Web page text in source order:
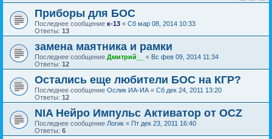
Приборы для БОС
Последнее сообщение к-13 « Сб мар 08, 2014 10:33
Ответы: 13
замена маятника и рамки
Последнее сообщение Дмитрий__ « Вс фев 09, 2014 11:34
Ответы: 12
Остались еще любители БОС на КГР?
Последнее сообщение Ослик ИА-ИА « Сб дек 24, 2011 13:20
Ответы: 12
NIA Нейро Импульс Активатор от OCZ
Последнее сообщение Логик « Пт дек 23, 2011 16:40
Ответы: 6